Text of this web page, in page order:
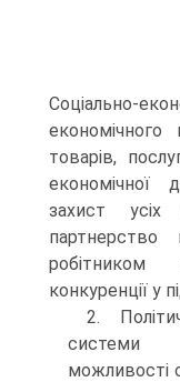
Соціально-
економічного
товарів,
економічної
захист усіх
конкуренції у
2.
системи
можливості